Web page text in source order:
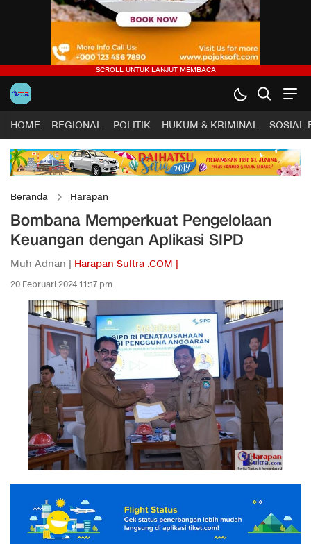
HOME REGIONAL POLITIK HUKUM & KRIMINAL SOSIAL
Beranda Harapan
Bombana Memperkuat Pengelolaan
Keuangan dengan Aplikasi SIPD
Muh Adnan | Harapan Sultra .COM |
20 Februari 2024 11:17 pm